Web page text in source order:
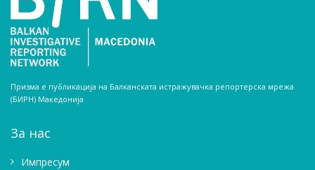
Призма е публикација на Балканската истражувачка репортерска мрежа
(БИРН) Македонија
За нас
Импресум